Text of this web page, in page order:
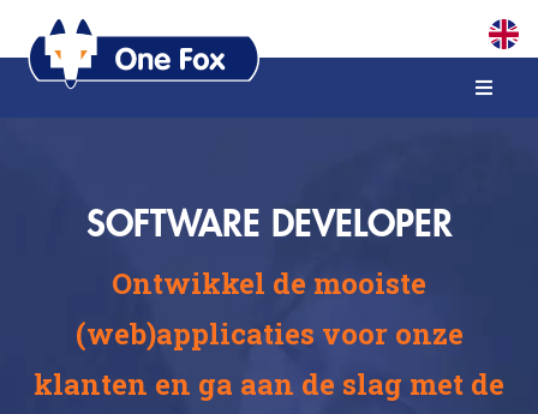
SOFTWARE DEVELOPER
Ontwikkel de mooiste
(web)applicaties voor onze
klanten en ga aan de slag met de